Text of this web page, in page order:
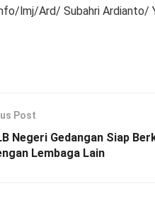
lmj/Ard/ Subahri Ardianto/
Post
Negeri Gedangan Siap
Lembaga Lain